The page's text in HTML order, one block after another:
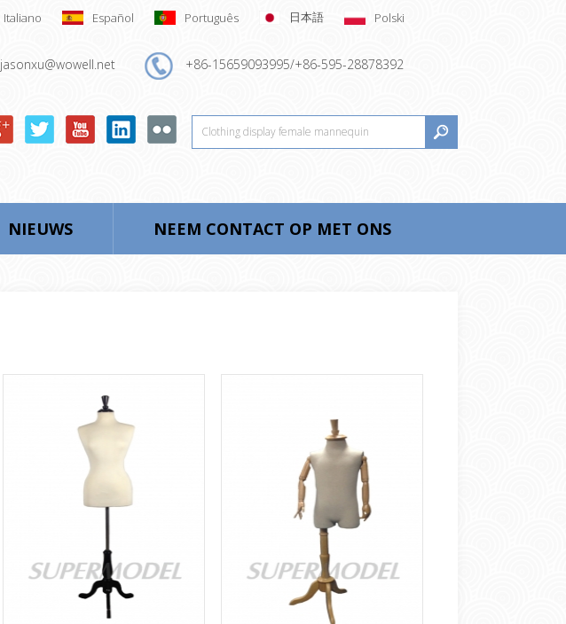
Italiano Español Português 日本語 Polski
jasonxu@wowell.net +86-15659093995/+86-595-28878392
NIEUWS NEEM CONTACT OP MET ONS